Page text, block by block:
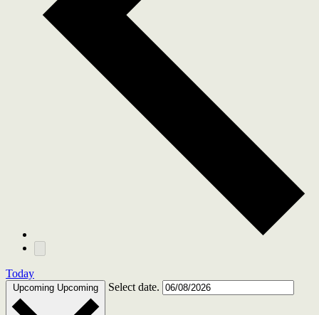
Today
Upcoming Upcoming Select date.